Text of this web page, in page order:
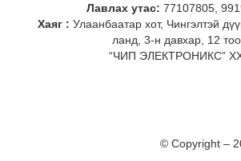
Лавлах утас: 77107805,
Хаяг : Улаанбаатар хот, Чингэлтэй
ланд, 3-н давхар, 12
“ЧИП ЭЛЕКТРОНИКС”
© Copyright –